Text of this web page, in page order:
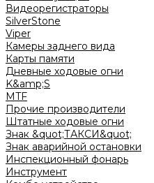
Видеорегистраторы
SilverStone
Viper
Камеры заднего вида
Карты памяти
Дневные ходовые огни
K&amp;S
MTF
Прочие производители
Штатные ходовые огни
Знак &quot;ТАКСИ&quot;
Знак аварийной остановки
Инспекционный фонарь
Инструмент